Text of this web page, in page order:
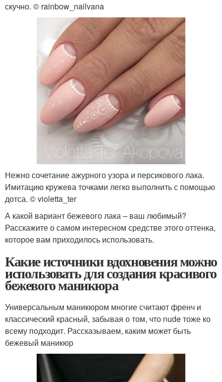
скучно. © rainbow_nailvana
Нежно сочетание ажурного узора и персикового лака.
Имитацию кружева точками легко выполнить с помощью
дотса. © violetta_ter
А какой вариант бежевого лака – ваш любимый?
Расскажите о самом интересном средстве этого оттенка,
которое вам приходилось использовать.
Какие источники вдохновения можно
использовать для создания красивого
бежевого маникюра
Универсальным маникюром многие считают френч и
классический красный, забывая о том, что nude тоже ко
всему подходит. Рассказываем, каким может быть
бежевый маникюр